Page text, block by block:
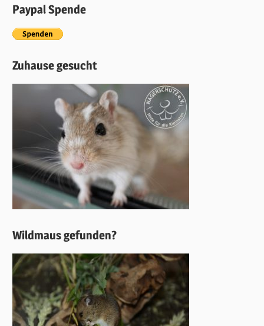
Paypal Spende
Zuhause gesucht
Wildmaus gefunden?